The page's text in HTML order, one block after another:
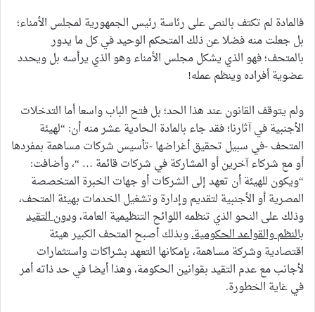
فالمادة لم تكتف بالنص على رئاسة رئيس الجمهورية لمجلس الأمناء؛
بل جعلت منه فضلا عن ذلك المتحكم الوحيد في كل ما يدور
بالمتحف؛ فهو الذي يشكل مجلس الأمناء وهو الذي يرأسه بل ويحدد
عضوية أفراده وينظم عمله!
ولم يتوقف القانون عند هذا الحد؛ بل فتح الباب واسعا أما التدخلات
الأجنبية في آثارنا؛ فقد جاء بالمادة الـحادية عشر منه أن: “لهيئة
المتحف -في سبيل تحقيق أغراضها -تأسيس شركات مساهمة بمفردها
أو مع شركاء آخرين أو المشاركة في شركات قائمة … “، وأضافت:
“ويكون للهيئة أن تعهد إلى الشركات أو جهات الخبرة المتخصصة
المصرية أو الأجنبية لتقديم وإدارة وتشغيل الخدمات بهيئة المتحف،
وذلك على النحو الذي تنظمه اللوائح التنظيمية العامة،ودون التقيد
بالنظم والقواعد الحكومية.وبذلك أصبح المتحف الكبير هيئة
اقتصادية وشركة مساهمة، بإمكانها التعهد بشراكات واستثمارات
لأجانب مع عدم التقيد بقوانين الحكومة، وهذا أيضا في حد ذاته أمر
في غاية الخطورة.